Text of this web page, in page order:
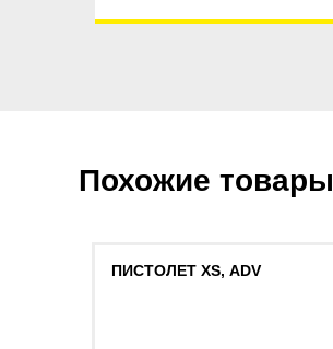
Похожие товары
ПИСТОЛЕТ XS, ADV